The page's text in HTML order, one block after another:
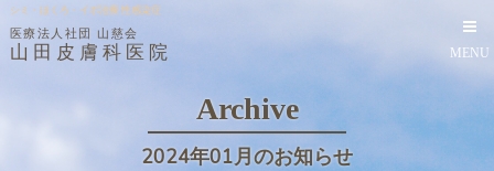
シミ・ほくろ・イボ治療 性感染症
医療法人社団 山慈会
山田皮膚科医院 MENU
Archive
2024年01月のお知らせ